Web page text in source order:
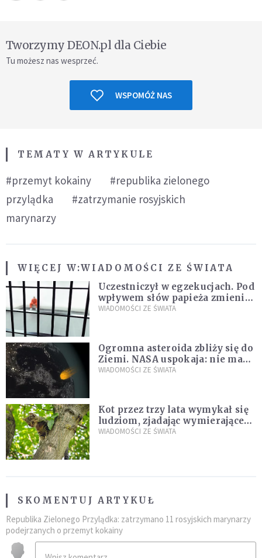
Tworzymy DEON.pl dla Ciebie
Tu możesz nas wesprzeć.
WSPOMÓŻ NAS
TEMATY W ARTYKULE
#przemyt kokainy
#republika zielonego
przylądka
#zatrzymanie rosyjskich
marynarzy
WIĘCEJ W:WIADOMOŚCI ZE ŚWIATA
Uczestniczył w egzekucjach. Pod
wpływem słów papieża zmienił
zdanie
WIADOMOŚCI ZE ŚWIATA
Ogromna asteroida zbliży się do
Ziemi. NASA uspokaja: nie ma
zagrożenia
WIADOMOŚCI ZE ŚWIATA
Kot przez trzy lata wymykał się
ludziom, zjadając wymierające
kaczki. W końcu popełnił
WIADOMOŚCI ZE ŚWIATA
SKOMENTUJ ARTYKUŁ
Republika Zielonego Przylądka: zatrzymano 11 rosyjskich marynarzy
podejrzanych o przemyt kokainy